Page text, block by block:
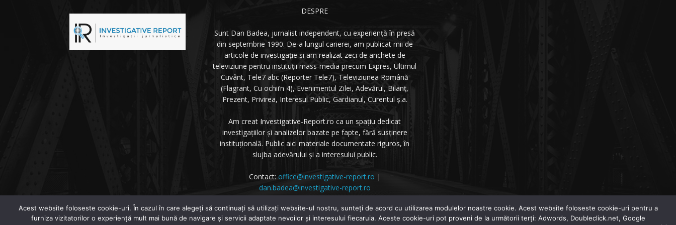
DESPRE
Sunt Dan Badea, jurnalist independent, cu experiență în presă
din septembrie 1990. De-a lungul carierei, am publicat mii de
articole de investigație și am realizat zeci de anchete de
televiziune pentru instituții mass-media precum Expres, Ultimul
Cuvânt, Tele7 abc (Reporter Tele7), Televiziunea Română
(Flagrant, Cu ochii’n 4), Evenimentul Zilei, Adevărul, Bilanț,
Prezent, Privirea, Interesul Public, Gardianul, Curentul ș.a.
Am creat Investigative-Report.ro ca un spațiu dedicat
investigațiilor și analizelor bazate pe fapte, fără susținere
instituțională. Public aici materiale documentate riguros, în
slujba adevărului și a interesului public.
Contact: office@investigative-report.ro |
dan.badea@investigative-report.ro
© 2025 Investigative-Report.ro. Toate drepturile rezervate.
Acest website foloseste cookie-uri. În cazul în care alegeți să continuați să utilizați website-ul nostru, sunteți de acord cu utilizarea modulelor noastre cookie. Acest website foloseste cookie-uri pentru a
furniza vizitatorilor o experiență mult mai bună de navigare și servicii adaptate nevoilor și interesului fiecaruia. Aceste cookie-uri pot proveni de la următorii terți: Adwords, Doubleclick.net, Google